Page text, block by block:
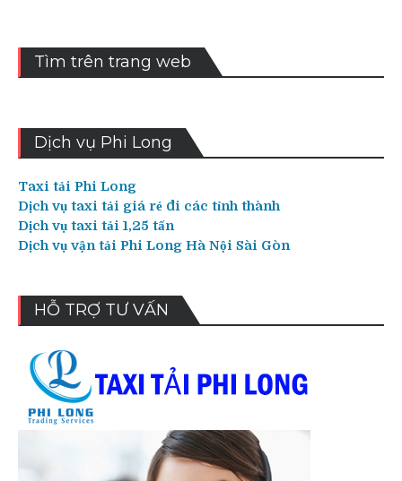
Tìm trên trang web
Dịch vụ Phi Long
Taxi tải Phi Long
Dịch vụ taxi tải giá rẻ đi các tỉnh thành
Dịch vụ taxi tải 1,25 tấn
Dịch vụ vận tải Phi Long Hà Nội Sài Gòn
HỖ TRỢ TƯ VẤN